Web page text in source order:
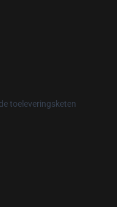
toeleveringsketen